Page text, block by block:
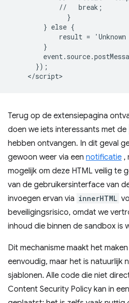
            //   break;
              }
        } else {
result =
        }
      });
Terug op de extensiepagina
doen we iets interessants met de
hebben ontvangen. In dit geval
gewoon weer via een notificatie ,
mogelijk om deze HTML veilig te
van de gebruikersinterface van
invoegen ervan via innerHTML
beveiligingsrisico, omdat we
inhoud die binnen de sandbox is
Dit mechanisme maakt het
eenvoudig, maar het is natuurlijk
sjablonen. Alle code die niet
Content Security Policy kan in